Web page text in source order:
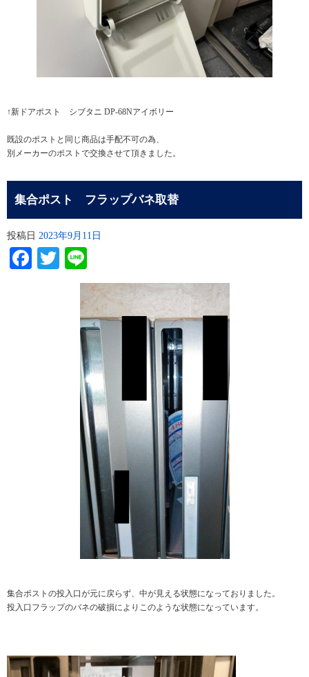
↑新ドアポスト シブタニ DP-68Nアイボリー
既設のポストと同じ商品は手配不可の為、
別メーカーのポストで交換させて頂きました。
集合ポスト フラップバネ取替
投稿日 2023年9月11日
Facebook
Twitter
集合ポストの投入口が元に戻らず、中が見える状態になっておりました。
投入口フラップのバネの破損によりこのような状態になっています。